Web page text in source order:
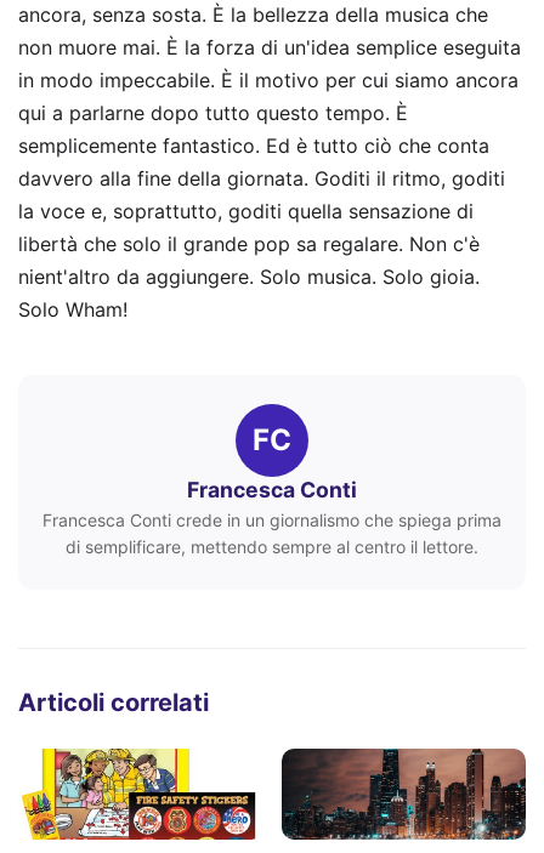
ancora, senza sosta. È la bellezza della musica che
non muore mai. È la forza di un'idea semplice eseguita
in modo impeccabile. È il motivo per cui siamo ancora
qui a parlarne dopo tutto questo tempo. È
semplicemente fantastico. Ed è tutto ciò che conta
davvero alla fine della giornata. Goditi il ritmo, goditi
la voce e, soprattutto, goditi quella sensazione di
libertà che solo il grande pop sa regalare. Non c'è
nient'altro da aggiungere. Solo musica. Solo gioia.
Solo Wham!
FC
Francesca Conti
Francesca Conti crede in un giornalismo che spiega prima
di semplificare, mettendo sempre al centro il lettore.
Articoli correlati